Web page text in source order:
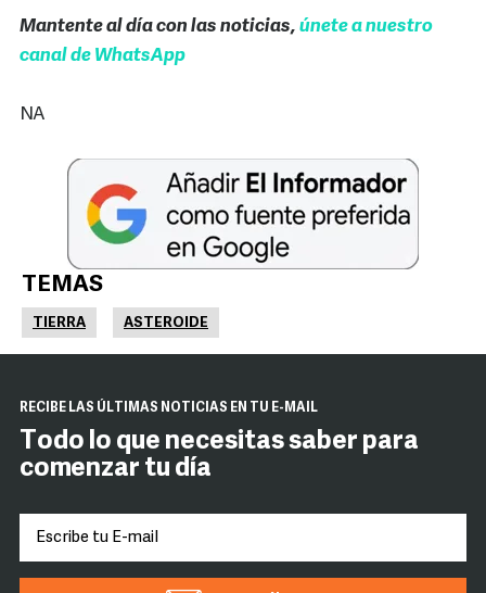
Mantente al día con las noticias, únete a nuestro
canal de WhatsApp
NA
TEMAS
TIERRA ASTEROIDE
RECIBE LAS ÚLTIMAS NOTICIAS EN TU E-MAIL
Todo lo que necesitas saber para
comenzar tu día